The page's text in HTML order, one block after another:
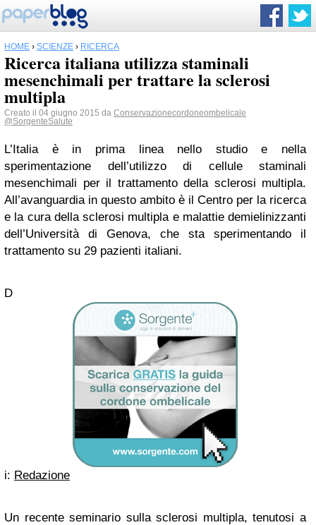
HOME › SCIENZE › RICERCA
Ricerca italiana utilizza staminali
mesenchimali per trattare la sclerosi
multipla
Creato il 04 giugno 2015 da Conservazionecordoneombelicale
@SorgenteSalute
L’Italia è in prima linea nello studio e nella
sperimentazione dell’utilizzo di cellule staminali
mesenchimali per il trattamento della sclerosi multipla.
All’avanguardia in questo ambito è il Centro per la ricerca
e la cura della sclerosi multipla e malattie demielinizzanti
dell’Università di Genova, che sta sperimentando il
trattamento su 29 pazienti italiani.
D
i: Redazione
Un recente seminario sulla sclerosi multipla, tenutosi a